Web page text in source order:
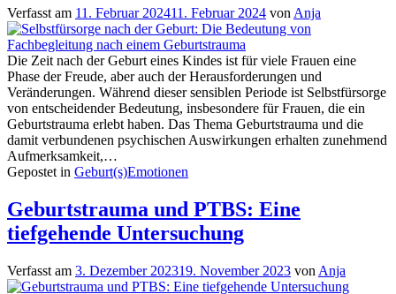
Verfasst am 11. Februar 202411. Februar 2024 vonAnja
Die Zeit nach der Geburt eines Kindes ist für viele Frauen eine
Phase der Freude, aber auch der Herausforderungen und
Veränderungen. Während dieser sensiblen Periode ist Selbstfürsorge
von entscheidender Bedeutung, insbesondere für Frauen, die ein
Geburtstrauma erlebt haben. Das Thema Geburtstrauma und die
damit verbundenen psychischen Auswirkungen erhalten zunehmend
Aufmerksamkeit,…
Gepostet in Geburt(s)Emotionen
Geburtstrauma und PTBS: Eine
tiefgehende Untersuchung
Verfasst am 3. Dezember 202319. November 2023 von Anja